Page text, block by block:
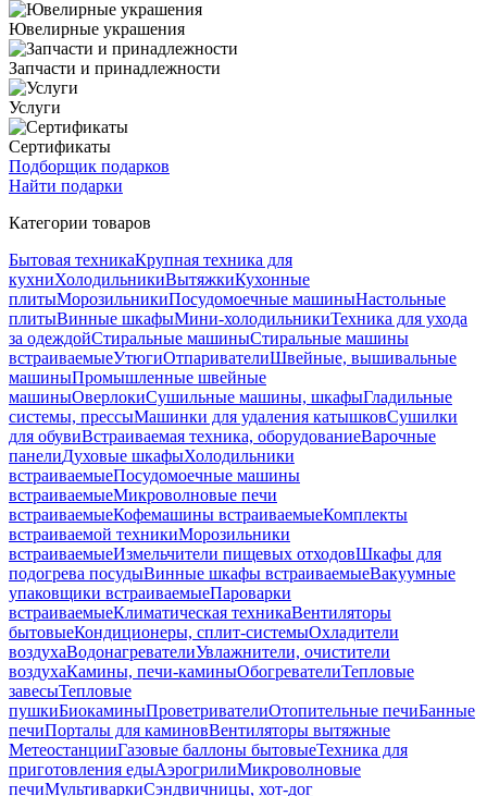
Ювелирные украшения
Запчасти и принадлежности
Услуги
Сертификаты
Подборщик подарков
Найти подарки
Категории товаров
Бытовая техникаКрупная техника для
кухниХолодильникиВытяжкиКухонные
плитыМорозильникиПосудомоечные машиныНастольные
плитыВинные шкафыМини-холодильникиТехника для ухода
за одеждойСтиральные машиныСтиральные машины
встраиваемыеУтюгиОтпаривателиШвейные, вышивальные
машиныПромышленные швейные
машиныОверлокиСушильные машины, шкафыГладильные
системы, прессыМашинки для удаления катышковСушилки
для обувиВстраиваемая техника, оборудованиеВарочные
панелиДуховые шкафыХолодильники
встраиваемыеПосудомоечные машины
встраиваемыеМикроволновые печи
встраиваемыеКофемашины встраиваемыеКомплекты
встраиваемой техникиМорозильники
встраиваемыеИзмельчители пищевых отходовШкафы для
подогрева посудыВинные шкафы встраиваемыеВакуумные
упаковщики встраиваемыеПароварки
встраиваемыеКлиматическая техникаВентиляторы
бытовыеКондиционеры, сплит-системыОхладители
воздухаВодонагревателиУвлажнители, очистители
воздухаКамины, печи-каминыОбогревателиТепловые
завесыТепловые
пушкиБиокаминыПроветривателиОтопительные печиБанные
печиПорталы для каминовВентиляторы вытяжные
МетеостанцииГазовые баллоны бытовыеТехника для
приготовления едыАэрогрилиМикроволновые
печиМультиваркиСэндвичницы, хот-дог